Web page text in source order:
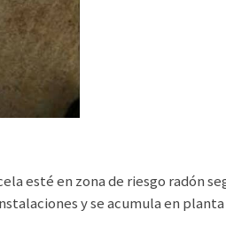
esté en zona de riesgo radón
y se acumula en planta